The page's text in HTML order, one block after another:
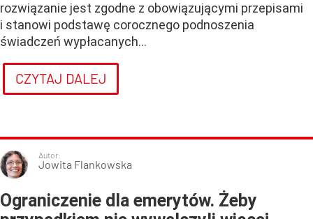
rozwiązanie jest zgodne z obowiązującymi przepisami
i stanowi podstawę corocznego podnoszenia
świadczeń wypłacanych...
CZYTAJ DALEJ
Autor:
Jowita Flankowska
Ograniczenie dla emerytów. Żeby